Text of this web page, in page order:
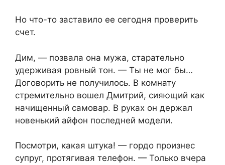
Но что-то заставило ее сегодня проверить
счет.
Дим, — позвала она мужа, старательно
удерживая ровный тон. — Ты не мог бы…
Договорить не получилось. В комнату
стремительно вошел Дмитрий, сияющий как
начищенный самовар. В руках он держал
новенький айфон последней модели.
Посмотри, какая штука! — гордо произнес
супруг, протягивая телефон. — Только вчера